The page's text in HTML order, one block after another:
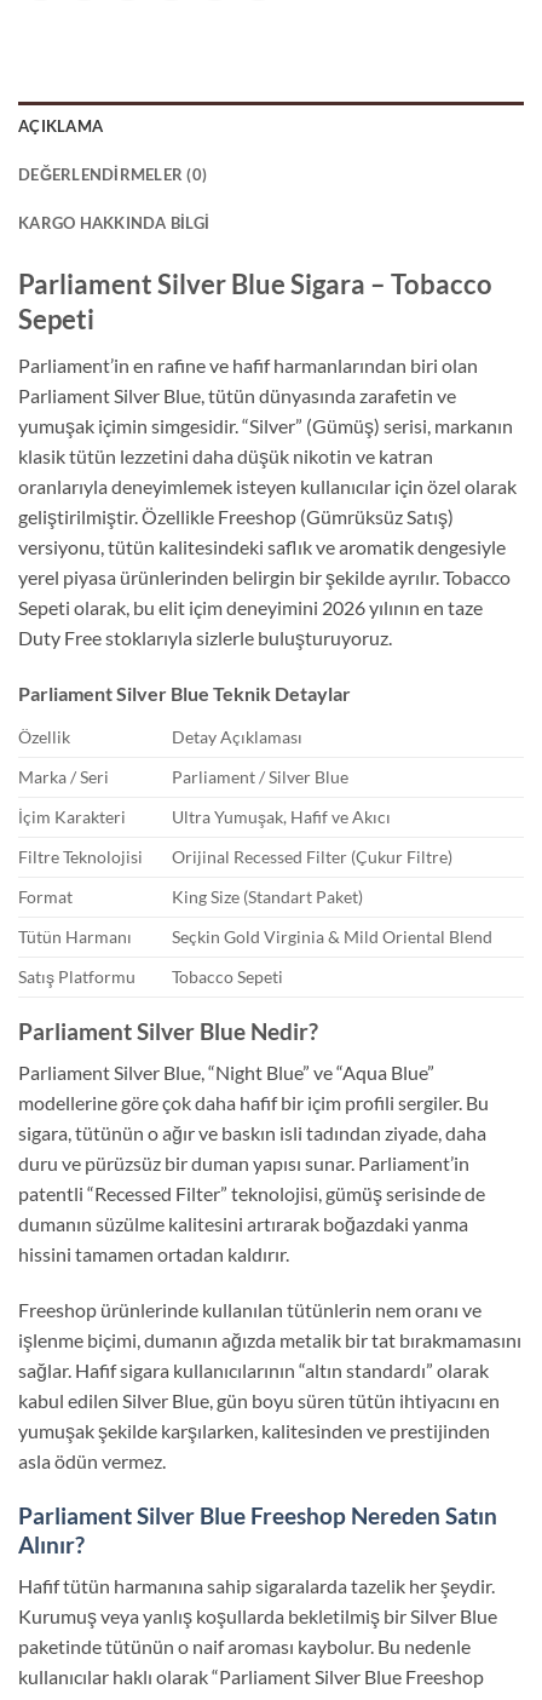
AÇIKLAMA
DEĞERLENDIRMELER (0)
KARGO HAKKINDA BILGI
Parliament Silver Blue Sigara – Tobacco
Sepeti
Parliament’in en rafine ve hafif harmanlarından biri olan
Parliament Silver Blue tütün dünyasında zarafetin ve
yumuşak içimin simgesidir. “Silver” (Gümüş) serisi, markanın
klasik tütün lezzetini daha düşük nikotin ve katran
oranlarıyla deneyimlemek isteyen kullanıcılar için özel olarak
geliştirilmiştir. Özellikle Freeshop (Gümrüksüz Satış)
versiyonu, tütün kalitesindeki saflık ve aromatik dengesiyle
yerel piyasa ürünlerinden belirgin bir şekilde ayrılır. Tobacco
Sepeti olarak, bu elit içim deneyimini 2026 yılının en taze
Duty Freestoklarıyla sizlerle buluşturuyoruz.
Parliament Silver Blue Teknik Detaylar
Özellik
Detay Açıklaması
Marka / Seri
Parliament / Silver Blue
İçim Karakteri
Ultra Yumuşak, Hafif ve Akıcı
Filtre Teknolojisi
Orijinal Recessed Filter (Çukur Filtre)
Format
King Size (Standart Paket)
Tütün Harmanı
Seçkin Gold Virginia & Mild Oriental Blend
Satış Platformu
Tobacco Sepeti
Parliament Silver Blue Nedir?
Parliament Silver Blue,“Night Blue” ve “Aqua Blue”
modellerine göre çok daha hafif bir içim profili sergiler. Bu
sigara,tütünün o ağır ve baskın isli tadından ziyade,daha
duru ve pürüzsüz bir duman yapısı sunar. Parliament’in
patentli “Recessed Filter” teknolojisi,gümüş serisinde de
dumanın süzülme kalitesini artırarak boğazdaki yanma
hissini tamamen ortadan kaldırır.
Freeshop ürünlerinde kullanılan tütünlerin nem oranı ve
işlenme biçimi,dumanın ağızda metalik bir tat bırakmamasını
sağlar. Hafif sigara kullanıcılarının “altın standardı” olarak
kabul edilen Silver Blue,gün boyu süren tütün ihtiyacını en
yumuşak şekilde karşılarken, kalitesinden ve prestijinden
asla ödün vermez.
Parliament Silver Blue Freeshop Nereden Satın
Alınır?
Hafif tütün harmanına sahip sigaralarda tazelik her şeydir.
Kurumuş veya yanlış koşullarda bekletilmiş bir Silver Blue
paketinde tütünün o naif aroması kaybolur. Bu nedenle
kullanıcılar haklı olarak“Parliament Silver Blue Freeshop